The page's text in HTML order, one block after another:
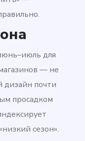
для
— не
дизайн почти
просадком
сезон».